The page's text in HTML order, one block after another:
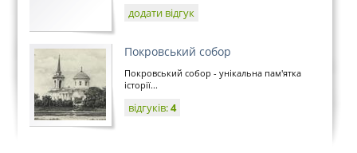
додати відгук
Покровський собор
Покровський собор - унікальна пам'ятка
історії...
відгуків:4